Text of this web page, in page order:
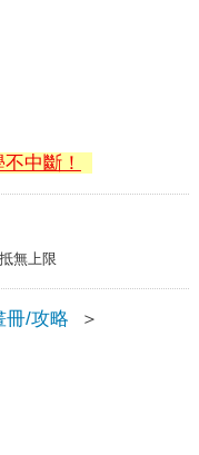
中斷！
無上限
冊/攻略
＞